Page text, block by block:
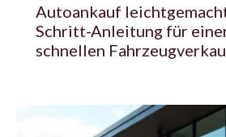
Autoankauf
Schritt-Anleitung für
schnellen